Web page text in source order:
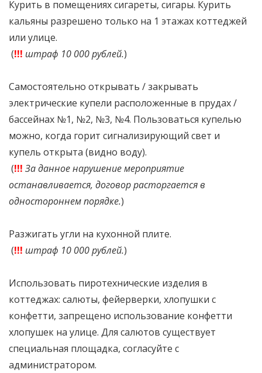
Курить в помещениях сигареты, сигары. Курить
кальяны разрешено только на 1 этажах коттеджей
или улице.
(!!! штраф 10 000 рублей.)
Самостоятельно открывать / закрывать
электрические купели расположенные в прудах /
бассейнах №1, №2, №3, №4. Пользоваться купелью
можно, когда горит сигнализирующий свет и
купель открыта (видно воду).
(!!! За данное нарушение мероприятие
останавливается, договор расторгается в
одностороннем порядке.)
Разжигать угли на кухонной плите.
(!!! штраф 10 000 рублей.)
Использовать пиротехнические изделия в
коттеджах: салюты, фейерверки, хлопушки с
конфетти, запрещено использование конфетти
хлопушек на улице. Для салютов существует
специальная площадка, согласуйте с
администратором.